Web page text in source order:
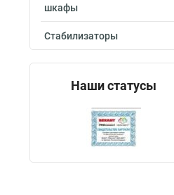
шкафы
Стабилизаторы
Наши статусы